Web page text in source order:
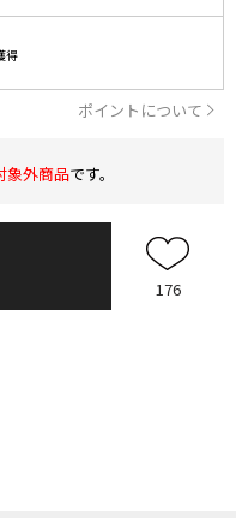
得
ポイントについて
象外商品です。
176